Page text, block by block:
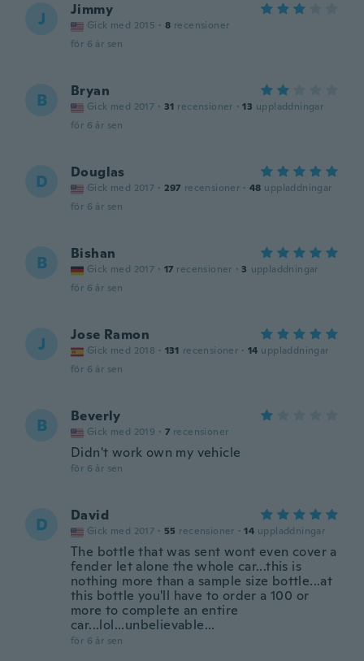
J Jimmy
Gick med 2015 · 8 recensioner
för 6 år sen
B Bryan
Gick med 2017 · 31 recensioner · 13 uppladdningar
för 6 år sen
D Douglas
Gick med 2017 · 297 recensioner · 48 uppladdningar
för 6 år sen
B Bishan
Gick med 2017 · 17 recensioner · 3 uppladdningar
för 6 år sen
J Jose Ramon
Gick med 2018 · 131 recensioner · 14 uppladdningar
för 6 år sen
B Beverly
Gick med 2019 · 7 recensioner
Didn't work own my vehicle
för 6 år sen
D David
Gick med 2017 · 55 recensioner · 14 uppladdningar
The bottle that was sent wont even cover a
fender let alone the whole car...this is
nothing more than a sample size bottle...at
this bottle you'll have to order a 100 or
more to complete an entire
car...lol...unbelievable...
för 6 år sen